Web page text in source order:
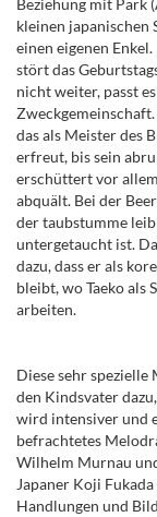
Beziehung mit Park
kleinen japanischen
einen eigenen
stört das
nicht weiter, passt
das als Meister des
erfreut, bis sein
erschüttert vor
abquält. Bei der
der taubstumme
untergetaucht ist.
dazu, dass er als
bleibt, wo Taeko als
arbeiten.
Diese sehr
den Kindsvater
wird intensiver und
befrachtetes
Wilhelm Murnau
Japaner Koji
Handlungen und